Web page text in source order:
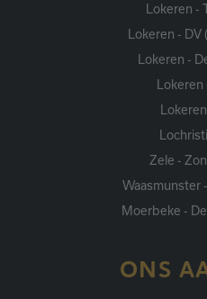
Lokeren -
Lokeren -
Lokeren -
Zele -
Waasmunster
Moerbeke -
ONS